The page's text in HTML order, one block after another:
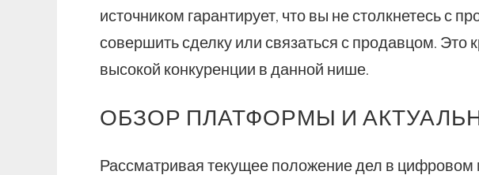
источником гарантирует, что вы не столкнетесь с
совершить сделку или связаться с продавцом. Это
высокой конкуренции в данной нише.
ОБЗОР ПЛАТФОРМЫ И
Рассматривая текущее положение дел в цифровом